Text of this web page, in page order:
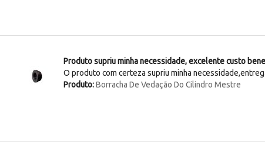
Produto supriu minha necessidade, excelente custo
O produto com certeza supriu minha
Produto:Borracha De Vedação Do Cilindro Mestre